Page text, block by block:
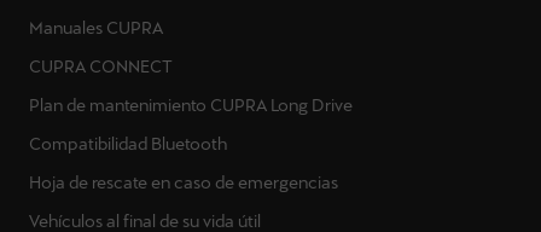
Manuales CUPRA
CUPRA CONNECT
Plan de mantenimiento CUPRA Long Drive
Compatibilidad Bluetooth
Hoja de rescate en caso de emergencias
Vehículos al final de su vida útil